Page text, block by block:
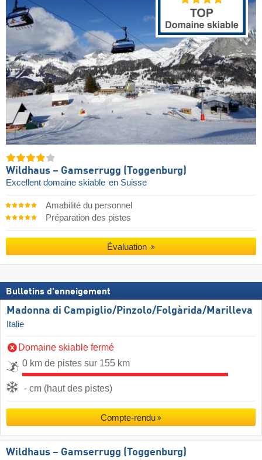
Wildhaus – Gamserrugg (Toggenburg)
Excellent domaine skiable en Suisse
Amabilité du personnel
Préparation des pistes
Évaluation
Bulletins d'enneigement
Madonna di Campiglio/​Pinzolo/​Folgàrida/​Marilleva
Italie
Domaine skiable fermé
0 km de pistes sur 155 km
- cm (haut des pistes)
Compte-rendu
Wildhaus – Gamserrugg (Toggenburg)